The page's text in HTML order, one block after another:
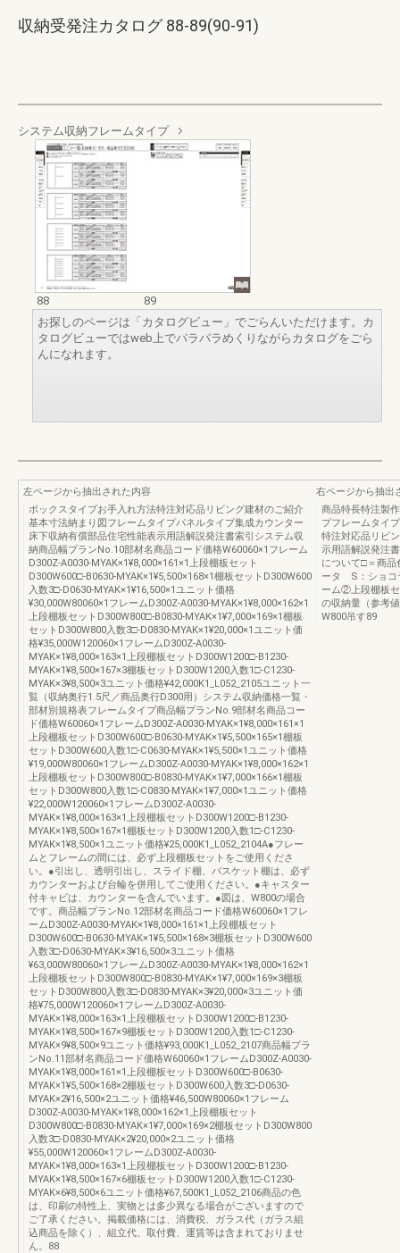
収納受発注カタログ 88-89(90-91)
システム収納フレームタイプ
88
89
お探しのページは「カタログビュー」でごらんいただけます。カ
タログビューではweb上でパラパラめくりながらカタログをごら
んになれます。
左ページから抽出された内容
ボックスタイプお手入れ方法特注対応品リビング建材のご紹介
基本寸法納まり図フレームタイプパネルタイプ集成カウンター
床下収納有償部品住宅性能表示用語解説発注書索引システム収
納商品幅プランNo.10部材名商品コード価格W60060×1フレーム
D300Z-A0030-MYAK×1¥8,000×161×1上段棚板セット
D300W600□-B0630-MYAK×1¥5,500×168×1棚板セットD300W600
入数3□-D0630-MYAK×1¥16,500×1ユニット価格
¥30,000W80060×1フレームD300Z-A0030-MYAK×1¥8,000×162×1
上段棚板セットD300W800□-B0830-MYAK×1¥7,000×169×1棚板
セットD300W800入数3□-D0830-MYAK×1¥20,000×1ユニット価
格¥35,000W120060×1フレームD300Z-A0030-
MYAK×1¥8,000×163×1上段棚板セットD300W1200□-B1230-
MYAK×1¥8,500×167×3棚板セットD300W1200入数1□-C1230-
MYAK×3¥8,500×3ユニット価格¥42,000K1_L052_2105ユニット一
覧（収納奥行1.5尺／商品奥行D300用）システム収納価格一覧・
部材別規格表フレームタイプ商品幅プランNo.9部材名商品コー
ド価格W60060×1フレームD300Z-A0030-MYAK×1¥8,000×161×1
上段棚板セットD300W600□-B0630-MYAK×1¥5,500×165×1棚板
セットD300W600入数1□-C0630-MYAK×1¥5,500×1ユニット価格
¥19,000W80060×1フレームD300Z-A0030-MYAK×1¥8,000×162×1
上段棚板セットD300W800□-B0830-MYAK×1¥7,000×166×1棚板
セットD300W800入数1□-C0830-MYAK×1¥7,000×1ユニット価格
¥22,000W120060×1フレームD300Z-A0030-
MYAK×1¥8,000×163×1上段棚板セットD300W1200□-B1230-
MYAK×1¥8,500×167×1棚板セットD300W1200入数1□-C1230-
MYAK×1¥8,500×1ユニット価格¥25,000K1_L052_2104A●フレー
ムとフレームの間には、必ず上段棚板セットをご使用くださ
い。●引出し、透明引出し、スライド棚、バスケット棚は、必ず
カウンターおよび台輪を併用してご使用ください。●キャスター
付キャビは、カウンターを含んでいます。●図は、W800の場合
です。商品幅プランNo.12部材名商品コード価格W60060×1フレ
ームD300Z-A0030-MYAK×1¥8,000×161×1上段棚板セット
D300W600□-B0630-MYAK×1¥5,500×168×3棚板セットD300W600
入数3□-D0630-MYAK×3¥16,500×3ユニット価格
¥63,000W80060×1フレームD300Z-A0030-MYAK×1¥8,000×162×1
上段棚板セットD300W800□-B0830-MYAK×1¥7,000×169×3棚板
セットD300W800入数3□-D0830-MYAK×3¥20,000×3ユニット価
格¥75,000W120060×1フレームD300Z-A0030-
MYAK×1¥8,000×163×1上段棚板セットD300W1200□-B1230-
MYAK×1¥8,500×167×9棚板セットD300W1200入数1□-C1230-
MYAK×9¥8,500×9ユニット価格¥93,000K1_L052_2107商品幅プラ
ンNo.11部材名商品コード価格W60060×1フレームD300Z-A0030-
MYAK×1¥8,000×161×1上段棚板セットD300W600□-B0630-
MYAK×1¥5,500×168×2棚板セットD300W600入数3□-D0630-
MYAK×2¥16,500×2ユニット価格¥46,500W80060×1フレーム
D300Z-A0030-MYAK×1¥8,000×162×1上段棚板セット
D300W800□-B0830-MYAK×1¥7,000×169×2棚板セットD300W800
入数3□-D0830-MYAK×2¥20,000×2ユニット価格
¥55,000W120060×1フレームD300Z-A0030-
MYAK×1¥8,000×163×1上段棚板セットD300W1200□-B1230-
MYAK×1¥8,500×167×6棚板セットD300W1200入数1□-C1230-
MYAK×6¥8,500×6ユニット価格¥67,500K1_L052_2106商品の色
は、印刷の特性上、実物とは多少異なる場合がございますので
ご了承ください。掲載価格には、消費税、ガラス代（ガラス組
込商品を除く）、組立代、取付費、運賃等は含まれておりませ
ん。88
右ページから抽出
商品特長特注製
プフレームタイ
特注対応品リビ
示用語解説発注
について□＝商
ータ S：ショコ
ーム②上段棚板
の収納量（参考
W800吊す89